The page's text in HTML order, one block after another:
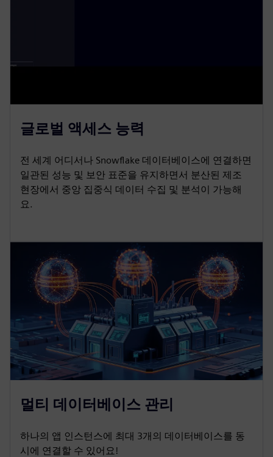
글로벌 액세스 능력
전 세계 어디서나 Snowflake 데이터베이스에 연결하면
일관된 성능 및 보안 표준을 유지하면서 분산된 제조
현장에서 중앙 집중식 데이터 수집 및 분석이 가능해
요.
멀티 데이터베이스 관리
하나의 앱 인스턴스에 최대 3개의 데이터베이스를 동
시에 연결할 수 있어요!